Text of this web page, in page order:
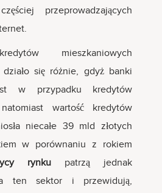
przeprowadzających
mieszkaniowych
się różnie, gdyż banki
w przypadku kredytów
wartość kredytów
niecałe 39 mld złotych
w porównaniu z rokiem
rynku patrzą jednak
ten sektor i przewidują,